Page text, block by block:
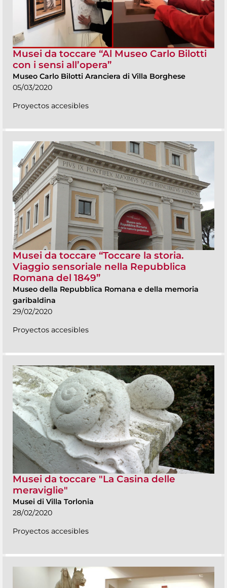
Musei da toccare “Al Museo Carlo Bilotti
con i sensi all’opera”
Museo Carlo Bilotti Aranciera di Villa Borghese
05/03/2020
Proyectos accesibles
Musei da toccare “Toccare la storia.
Viaggio sensoriale nella Repubblica
Romana del 1849”
Museo della Repubblica Romana e della memoria
garibaldina
29/02/2020
Proyectos accesibles
Musei da toccare "La Casina delle
meraviglie"
Musei di Villa Torlonia
28/02/2020
Proyectos accesibles